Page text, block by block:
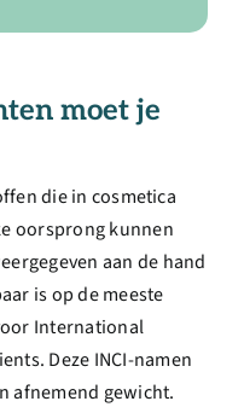
moet je
die in cosmetica
oorsprong kunnen
aan de hand
is op de meeste
International
Deze INCI-namen
afnemend gewicht.